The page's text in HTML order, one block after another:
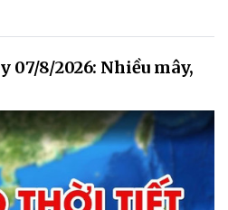
07/8/2026: Nhiều mây,